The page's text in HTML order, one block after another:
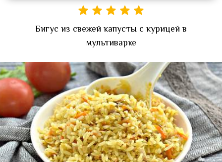
Бигус из свежей капусты с курицей в
мультиварке